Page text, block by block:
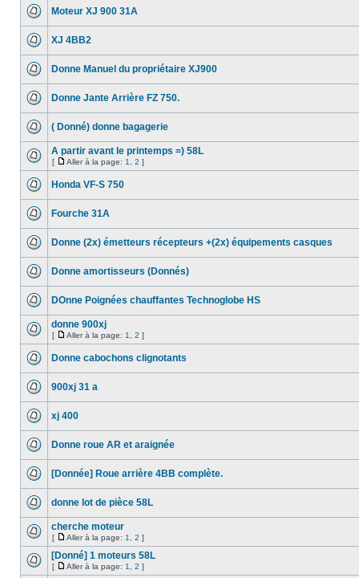
Moteur XJ 900 31A
XJ 4BB2
Donne Manuel du propriétaire XJ900
Donne Jante Arrière FZ 750.
( Donné) donne bagagerie
A partir avant le printemps =) 58L
[ Aller à la page: 1 2 ]
Honda VF-S 750
Fourche 31A
Donne (2x) émetteurs récepteurs +(2x) équipements casques
Donne amortisseurs (Donnés)
DOnne Poignées chauffantes Technoglobe HS
donne 900xj
[ Aller à la page: 1 2 ]
Donne cabochons clignotants
900xj 31 a
xj 400
Donne roue AR et araignée
[Donnée] Roue arrière 4BB complète.
donne lot de pièce 58L
cherche moteur
[ Aller à la page: 1 2 ]
[Donné] 1 moteurs 58L
[ Aller à la page: 1 2 ]